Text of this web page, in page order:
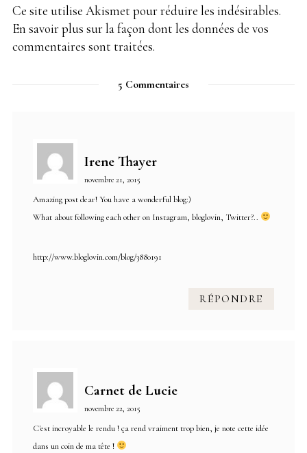
Ce site utilise Akismet pour réduire les indésirables.
En savoir plus sur la façon dont les données de vos
commentaires sont traitées.
5 Commentaires
Irene Thayer
novembre 21, 2015
Amazing post dear! You have a wonderful blog:)
What about following each other on Instagram, bloglovin, Twitter?..
http://www.bloglovin.com/blog/3880191
RÉPONDRE
Carnet de Lucie
novembre 22, 2015
C'est incroyable le rendu ! ça rend vraiment trop bien, je note cette idée
dans un coin de ma tête !